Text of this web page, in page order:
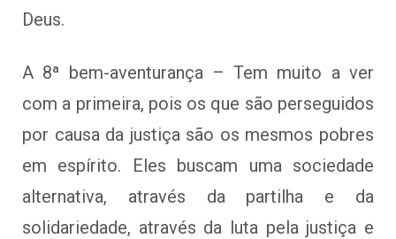
Deus.
A 8ª bem-aventurança – Tem muito a ver
com a primeira, pois os que são perseguidos
por causa da justiça são os mesmos pobres
em espírito. Eles buscam uma sociedade
alternativa, através da partilha e da
solidariedade, através da luta pela justiça e